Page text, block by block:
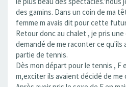
des gamins. Dans un coin de ma
femme m avais dit pour cette
Retour donc au chalet , je pris une
demandé de me raconter ce
partie de tennis.
Dès mon départ pour le tennis , F
m,exciter ils avaient décidé de